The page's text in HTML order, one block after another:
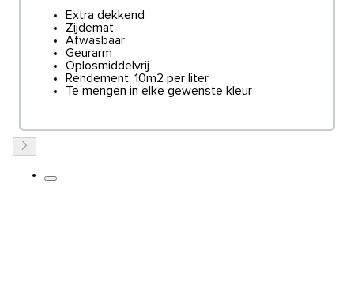
Extra dekkend
Zijdemat
Afwasbaar
Geurarm
Oplosmiddelvrij
Rendement: 10m2 per liter
Te mengen in elke gewenste kleur